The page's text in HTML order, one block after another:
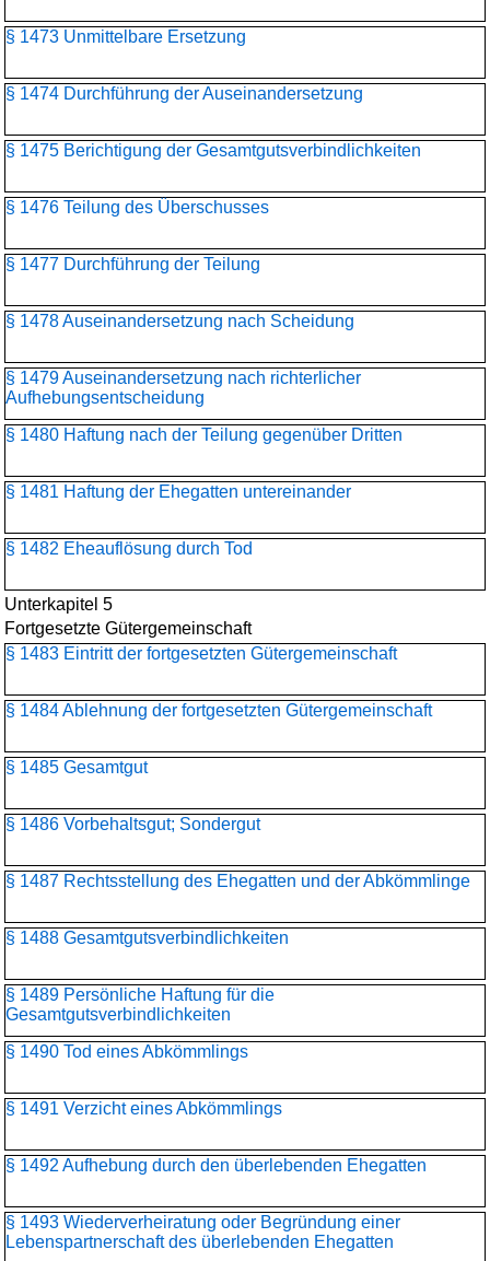
§ 1473 Unmittelbare Ersetzung
§ 1474 Durchführung der Auseinandersetzung
§ 1475 Berichtigung der Gesamtgutsverbindlichkeiten
§ 1476 Teilung des Überschusses
§ 1477 Durchführung der Teilung
§ 1478 Auseinandersetzung nach Scheidung
§ 1479 Auseinandersetzung nach richterlicher
Aufhebungsentscheidung
§ 1480 Haftung nach der Teilung gegenüber Dritten
§ 1481 Haftung der Ehegatten untereinander
§ 1482 Eheauflösung durch Tod
Unterkapitel 5
Fortgesetzte Gütergemeinschaft
§ 1483 Eintritt der fortgesetzten Gütergemeinschaft
§ 1484 Ablehnung der fortgesetzten Gütergemeinschaft
§ 1485 Gesamtgut
§ 1486 Vorbehaltsgut; Sondergut
§ 1487 Rechtsstellung des Ehegatten und der Abkömmlinge
§ 1488 Gesamtgutsverbindlichkeiten
§ 1489 Persönliche Haftung für die
Gesamtgutsverbindlichkeiten
§ 1490 Tod eines Abkömmlings
§ 1491 Verzicht eines Abkömmlings
§ 1492 Aufhebung durch den überlebenden Ehegatten
§ 1493 Wiederverheiratung oder Begründung einer
Lebenspartnerschaft des überlebenden Ehegatten